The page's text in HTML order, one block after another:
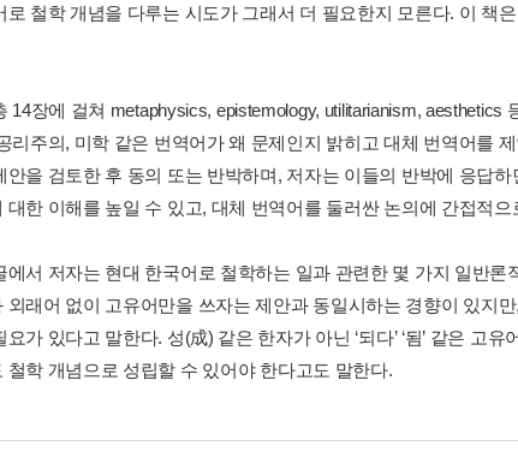
로 철학 개념을 다루는 시도가 그래서 더 필요한지 모른다. 이 책
14장에 걸쳐 metaphysics, epistemology, utilitarianism,
리주의, 미학 같은 번역어가 왜 문제인지 밝히고 대체 번역어를
안을 검토한 후 동의 또는 반박하며, 저자는 이들의 반박에 응답
대한 이해를 높일 수 있고, 대체 번역어를 둘러싼 논의에 간접적으
에서 저자는 현대 한국어로 철학하는 일과 관련한 몇 가지 일반론
외래어 없이 고유어만을 쓰자는 제안과 동일시하는 경향이 있지
가 있다고 말한다. 성(成) 같은 한자가 아닌 ‘되다’ ‘됨’ 같은 고유
철학 개념으로 성립할 수 있어야 한다고도 말한다.